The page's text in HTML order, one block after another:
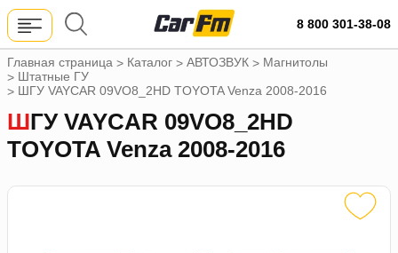
8 800 301-38-08
Главная страница > Каталог > АВТОЗВУК > Магнитолы
> Штатные ГУ
> ШГУ VAYCAR 09VO8_2HD TOYOTA Venza 2008-2016
ШГУ VAYCAR 09VO8_2HD
TOYOTA Venza 2008-2016